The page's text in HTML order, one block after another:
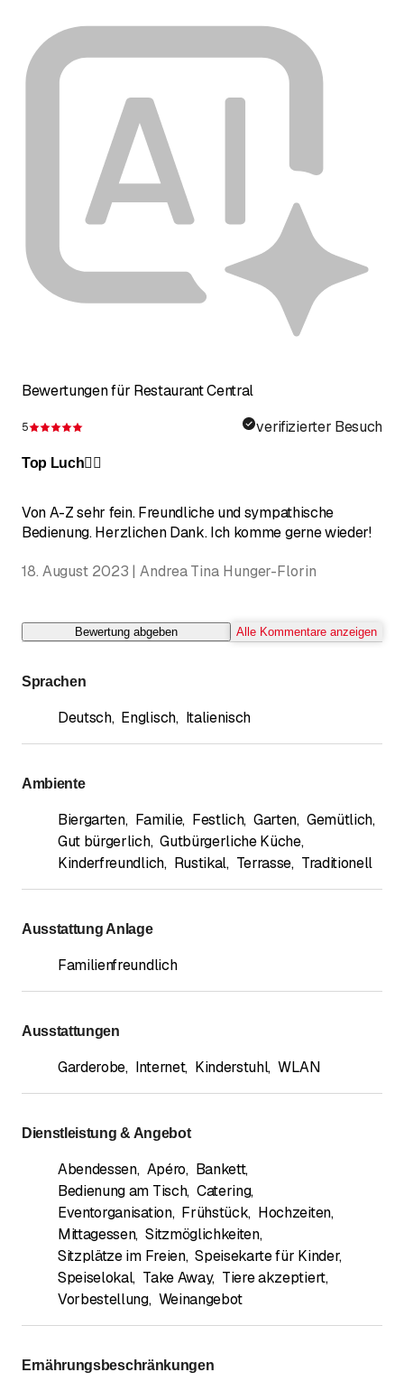
Bewertungen für Restaurant Central
5 verifizierter Besuch
Top Luch👌🏼
Von A-Z sehr fein. Freundliche und sympathische
Bedienung. Herzlichen Dank. Ich komme gerne wieder!
18. August 2023 | Andrea Tina Hunger-Florin
Bewertung abgeben Alle Kommentare anzeigen
Sprachen
Deutsch, Englisch, Italienisch
Ambiente
Biergarten, Familie, Festlich, Garten, Gemütlich,
Gut bürgerlich, Gutbürgerliche Küche,
Kinderfreundlich, Rustikal, Terrasse, Traditionell
Ausstattung Anlage
Familienfreundlich
Ausstattungen
Garderobe, Internet, Kinderstuhl, WLAN
Dienstleistung & Angebot
Abendessen, Apéro, Bankett,
Bedienung am Tisch, Catering,
Eventorganisation, Frühstück, Hochzeiten,
Mittagessen, Sitzmöglichkeiten,
Sitzplätze im Freien, Speisekarte für Kinder,
Speiselokal, Take Away, Tiere akzeptiert,
Vorbestellung, Weinangebot
Ernährungsbeschränkungen